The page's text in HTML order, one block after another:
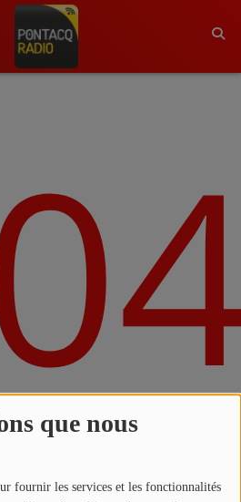
que nous
fournir les services et les fonctionnalités
vous avez